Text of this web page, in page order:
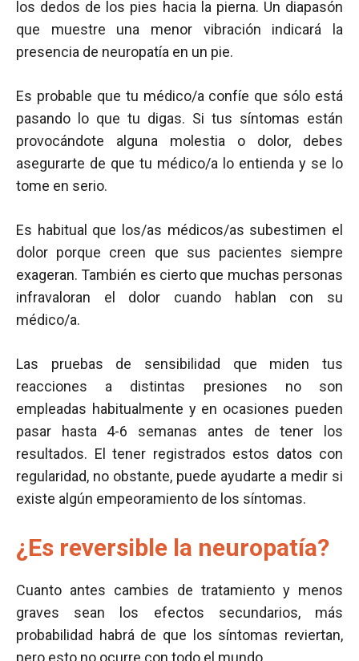
los dedos de los pies hacia la pierna. Un diapasón
que muestre una menor vibración indicará la
presencia de neuropatía en un pie.
Es probable que tu médico/a confíe que sólo está
pasando lo que tu digas. Si tus síntomas están
provocándote alguna molestia o dolor, debes
asegurarte de que tu médico/a lo entienda y se lo
tome en serio.
Es habitual que los/as médicos/as subestimen el
dolor porque creen que sus pacientes siempre
exageran. También es cierto que muchas personas
infravaloran el dolor cuando hablan con su
médico/a.
Las pruebas de sensibilidad que miden tus
reacciones a distintas presiones no son
empleadas habitualmente y en ocasiones pueden
pasar hasta 4-6 semanas antes de tener los
resultados. El tener registrados estos datos con
regularidad, no obstante, puede ayudarte a medir si
existe algún empeoramiento de los síntomas.
¿Es reversible la neuropatía?
Cuanto antes cambies de tratamiento y menos
graves sean los efectos secundarios, más
probabilidad habrá de que los síntomas reviertan,
pero esto no ocurre con todo el mundo.